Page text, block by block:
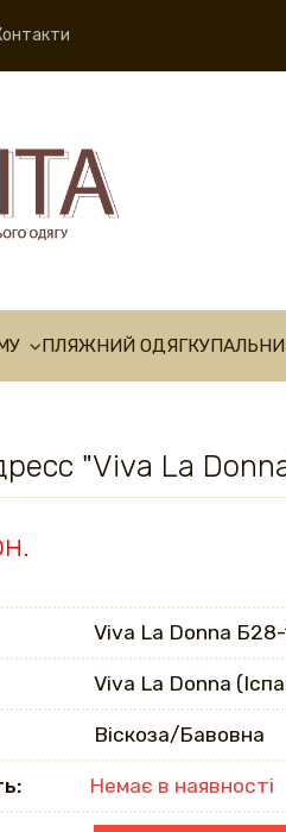
ПЛЯЖНИЙ ОДЯГ
"Viva La
Viva La Donna Б28-
Viva La Donna
Віскоза/Бавовна
Немає в наявності